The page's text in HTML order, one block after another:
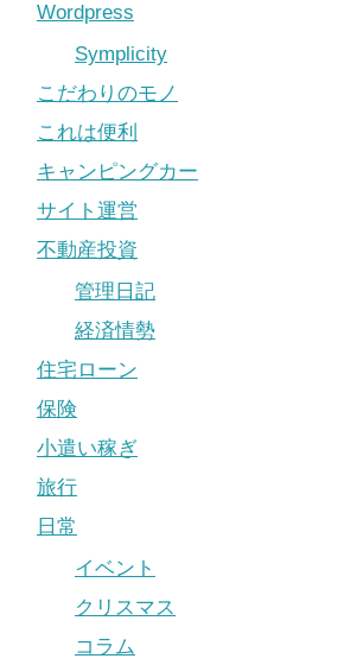
Wordpress
Symplicity
こだわりのモノ
これは便利
キャンピングカー
サイト運営
不動産投資
管理日記
経済情勢
住宅ローン
保険
小遣い稼ぎ
旅行
日常
イベント
クリスマス
コラム